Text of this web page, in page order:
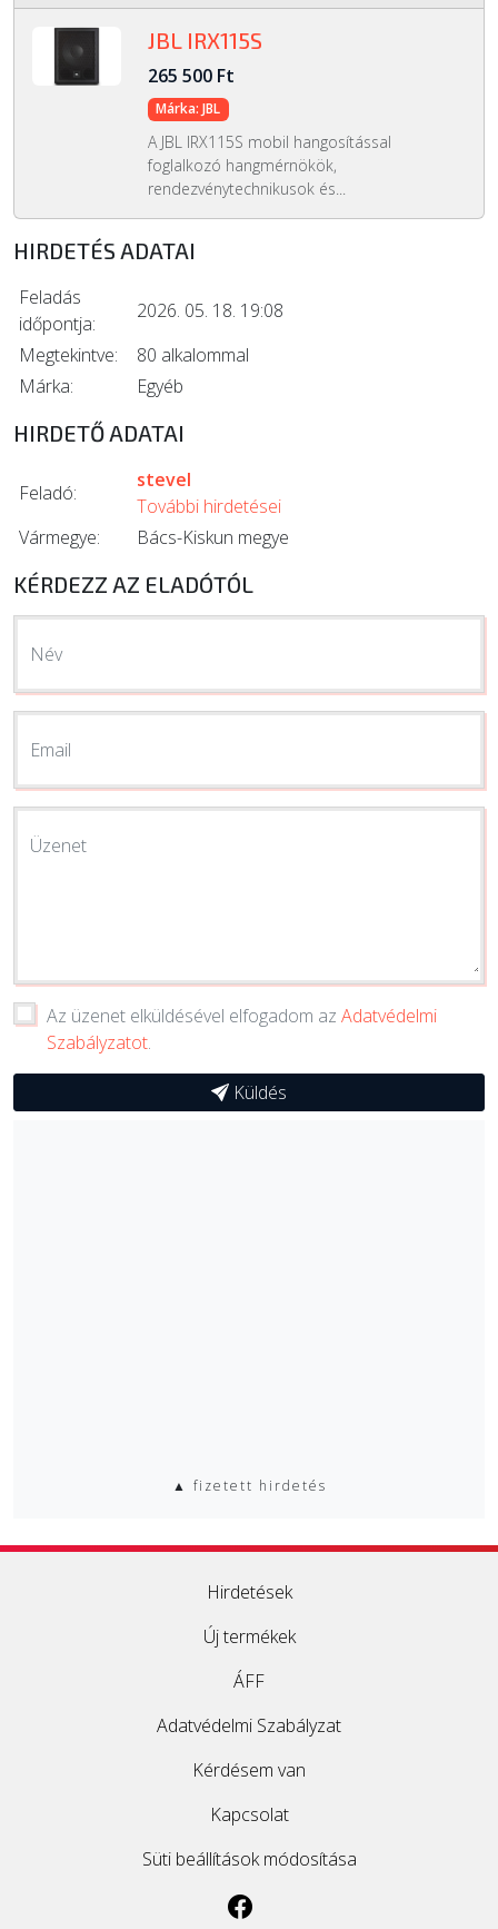
JBL IRX115S
265 500 Ft
Márka: JBL
A JBL IRX115S mobil hangosítással
foglalkozó hangmérnökök,
rendezvénytechnikusok és...
HIRDETÉS ADATAI
Feladás
időpontja:
2026. 05. 18. 19:08
Megtekintve:
80 alkalommal
Márka:
Egyéb
HIRDETŐ ADATAI
Feladó:
stevel
További hirdetései
Vármegye:
Bács-Kiskun megye
KÉRDEZZ AZ ELADÓTÓL
Név
Email
Üzenet
Az üzenet elküldésével elfogadom az Adatvédelmi
Szabályzatot.
Küldés
▲ fizetett hirdetés
Hirdetések
Új termékek
ÁFF
Adatvédelmi Szabályzat
Kérdésem van
Kapcsolat
Süti beállítások módosítása